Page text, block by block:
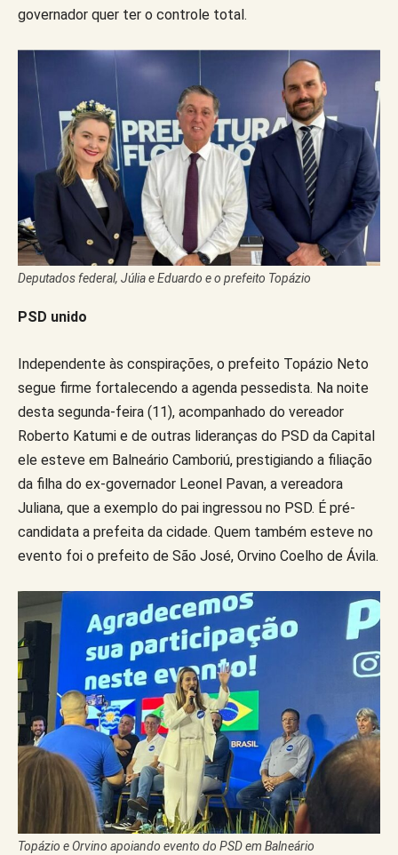
governador quer ter o controle total.
Deputados federal, Júlia e Eduardo e o prefeito Topázio
PSD unido
Independente às conspirações, o prefeito Topázio Neto
segue firme fortalecendo a agenda pessedista. Na noite
desta segunda-feira (11), acompanhado do vereador
Roberto Katumi e de outras lideranças do PSD da Capital
ele esteve em Balneário Camboriú, prestigiando a filiação
da filha do ex-governador Leonel Pavan, a vereadora
Juliana, que a exemplo do pai ingressou no PSD. É pré-
candidata a prefeita da cidade. Quem também esteve no
evento foi o prefeito de São José, Orvino Coelho de Ávila.
Topázio e Orvino apoiando evento do PSD em Balneário